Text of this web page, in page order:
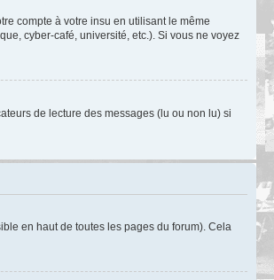
compte à votre insu en utilisant le même
cyber-café, université, etc.). Si vous ne voyez
de lecture des messages (lu ou non lu) si
en haut de toutes les pages du forum). Cela